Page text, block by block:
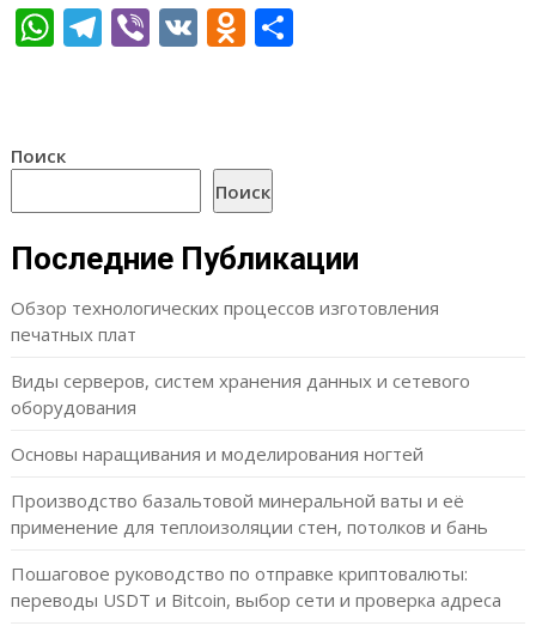
WhatsApp
Telegram
Viber
VKOdnoklassniki
Отправить
Поиск
Поиск
Последние Публикации
Обзор технологических процессов изготовления
печатных плат
Виды серверов, систем хранения данных и сетевого
оборудования
Основы наращивания и моделирования ногтей
Производство базальтовой минеральной ваты и её
применение для теплоизоляции стен, потолков и бань
Пошаговое руководство по отправке криптовалюты:
переводы USDT и Bitcoin, выбор сети и проверка адреса